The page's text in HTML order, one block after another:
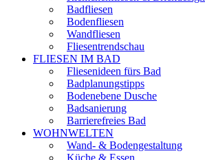
Badfliesen
Bodenfliesen
Wandfliesen
Fliesentrendschau
FLIESEN IM BAD
Fliesenideen fürs Bad
Badplanungstipps
Bodenebene Dusche
Badsanierung
Barrierefreies Bad
WOHNWELTEN
Wand- & Bodengestaltung
Küche & Essen